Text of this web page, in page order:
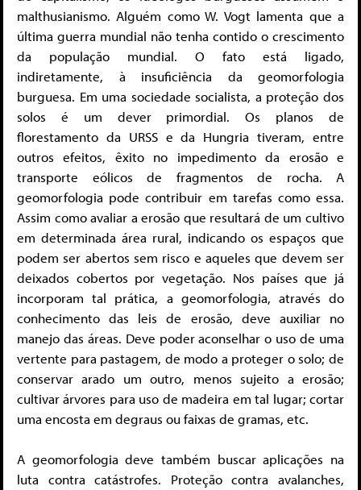
malthusianismo. Alguém como W. Vogt lamenta que a
última guerra mundial não tenha contido o crescimento
da população mundial. O fato está ligado,
indiretamente, à insuficiência da geomorfologia
burguesa. Em uma sociedade socialista, a proteção dos
solos é um dever primordial. Os planos de
florestamento da URSS e da Hungria tiveram, entre
outros efeitos, êxito no impedimento da erosão e
transporte eólicos de fragmentos de rocha. A
geomorfologia pode contribuir em tarefas como essa.
Assim como avaliar a erosão que resultará de um cultivo
em determinada área rural, indicando os espaços que
podem ser abertos sem risco e aqueles que devem ser
deixados cobertos por vegetação. Nos países que já
incorporam tal prática, a geomorfologia, através do
conhecimento das leis de erosão, deve auxiliar no
manejo das áreas. Deve poder aconselhar o uso de uma
vertente para pastagem, de modo a proteger o solo; de
conservar arado um outro, menos sujeito a erosão;
cultivar árvores para uso de madeira em tal lugar; cortar
uma encosta em degraus ou faixas de gramas, etc.
A geomorfologia deve também buscar aplicações na
luta contra catástrofes. Proteção contra avalanches,